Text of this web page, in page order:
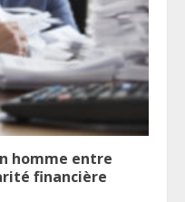
homme entre
financière